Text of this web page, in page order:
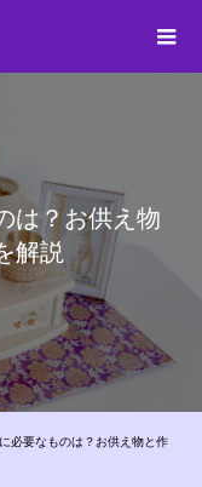
は？お供え物
解説
必要なものは？お供え物と作